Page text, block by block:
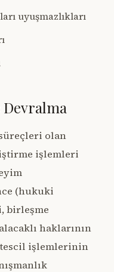
uyuşmazlıkları
olan
işlemleri
(hukuki
birleşme
haklarının
işlemlerinin